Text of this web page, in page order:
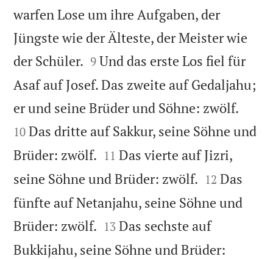
warfen Lose um ihre Aufgaben, der
Jüngste wie der Älteste, der Meister wie
der Schüler. 

9 Und das erste Los fiel für
Asaf auf Josef. Das zweite auf Gedaljahu;
er und seine Brüder und Söhne: zwölf.
10 Das dritte auf Sakkur, seine Söhne und
Brüder: zwölf. 

11 Das vierte auf Jizri,
seine Söhne und Brüder: zwölf. 

12 Das
fünfte auf Netanjahu, seine Söhne und
Brüder: zwölf. 

13 Das sechste auf
Bukkijahu, seine Söhne und Brüder: